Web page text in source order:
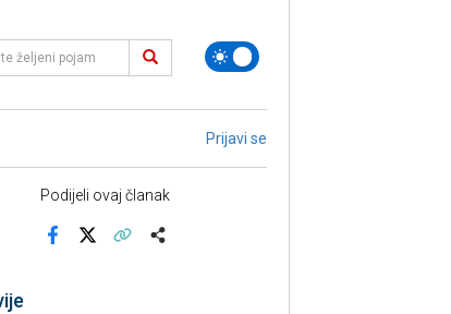
Prijavi se
Podijeli ovaj članak